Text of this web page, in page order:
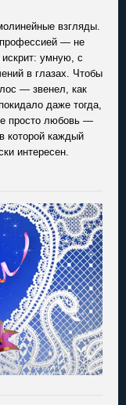
взгляды.
— не
искрит: умную, с
в глазах. Чтобы
— звенел, как
даже тогда,
просто любовь —
которой каждый
интересен.